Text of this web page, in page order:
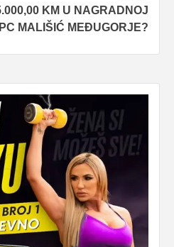
KM U NAGRADNOJ
PC MALIŠIĆ MEĐUGORJE?